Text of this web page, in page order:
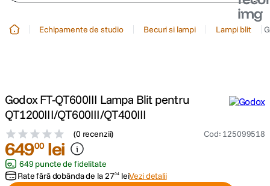
trepied telefon
4. peak design
5. canon sx740 hs
Echipamente de studio Becuri si lampi Lampi blit
Godox FT-QT600III Lampa Blit pentru
QT1200III/QT600III/QT400III
(0 recenzii) Cod: 125099518
64900 lei
649 puncte de fidelitate
Rate fără dobânda de la2704 leiVezi detalii